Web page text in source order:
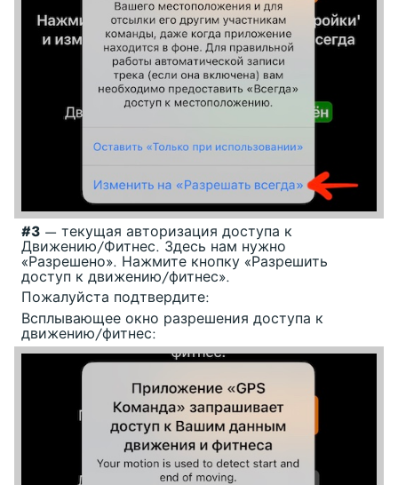
#3 — текущая авторизация доступа к
Движению/Фитнес. Здесь нам нужно
«Разрешено». Нажмите кнопку «Разрешить
доступ к движению/фитнес».
Пожалуйста подтвердите:
Всплывающее окно разрешения доступа к
движению/фитнес: